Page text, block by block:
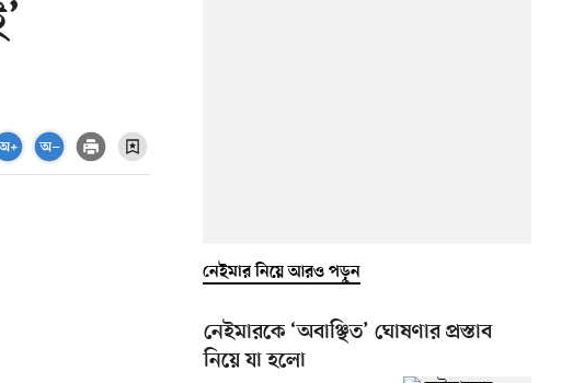
নেইমার নিয়ে আরও পড়ুন
নেইমারকে ‘অবাঞ্ছিত’ ঘোষণার প্রস্তাব
নিয়ে যা হলো